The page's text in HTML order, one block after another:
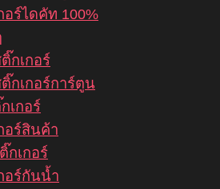
อร์ไดคัท 100%
กเกอร์
กเกอร์การ์ตูน
เกอร์
อร์สินค้า
กเกอร์
อร์กันน้ำ